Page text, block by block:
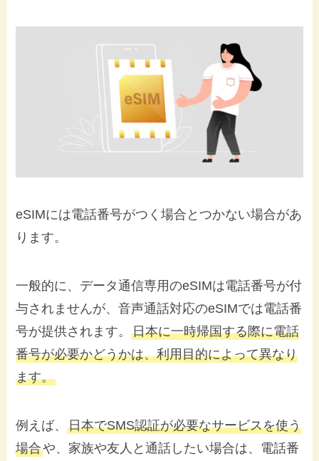
eSIMには電話番号がつく場合とつかない場合があ
ります。
一般的に、データ通信専用のeSIMは電話番号が付
与されませんが、音声通話対応のeSIMでは電話番
号が提供されます。日本に一時帰国する際に電話
番号が必要かどうかは、利用目的によって異なり
ます。
例えば、日本でSMS認証が必要なサービスを使う
場合や、家族や友人と通話したい場合は、電話番